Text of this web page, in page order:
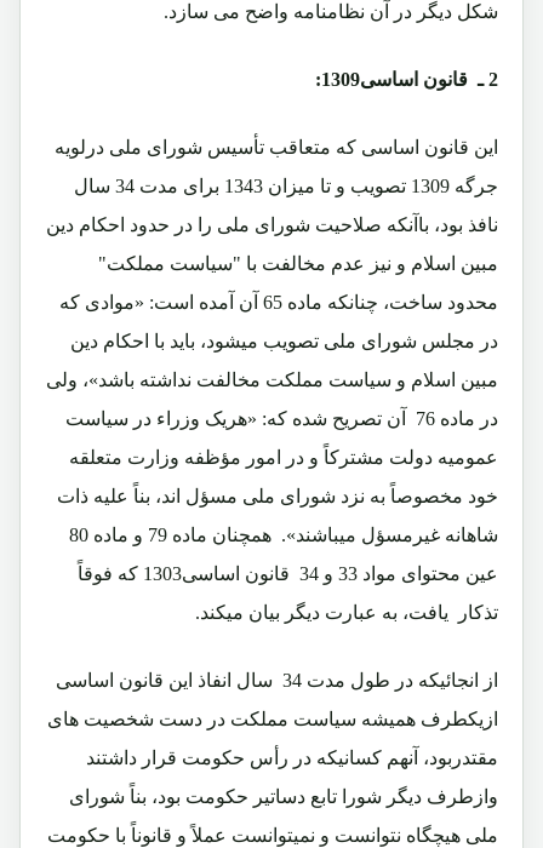
شکل دیگر در آن نظامنامه واضح می سازد.
2 ـ قانون اساسی1309:
اين قانون اساسی که متعاقب تأسيس شورای ملی درلویه
جرگه 1309 تصویب و تا میزان 1343 برای مدت 34 سال
نافذ بود، باآنکه صلاحيت شورای ملی را در حدود احکام دين
مبين اسلام و نيز عدم مخالفت با "سياست مملکت"
محدود ساخت، چنانکه ماده 65 آن آمده است: «موادی که
در مجلس شورای ملی تصويب ميشود، بايد با احکام دين
مبين اسلام و سياست مملکت مخالفت نداشته باشد»، ولی
در ماده 76 آن تصریح شده که: «هريک وزراء در سياست
عموميه دولت مشترکاً و در امور مؤظفه وزارت متعلقه
خود مخصوصاً به نزد شورای ملی مسؤل اند، بناً عليه ذات
شاهانه غيرمسؤل ميباشند». همچنان ماده 79 و ماده 80
عين محتوای مواد 33 و 34 قانون اساسی1303 که فوقاً
تذکار یافت، به عبارت ديگر بيان ميکند.
از انجائيکه در طول مدت 34 سال انفاذ اين قانون اساسی
ازیکطرف هميشه سياست مملکت در دست شخصيت های
مقتدربود، آنهم کسانیکه در رأس حکومت قرار داشتند
وازطرف دیگر شورا تابع دساتير حکومت بود، بناً شورای
ملی هيچگاه نتوانست و نميتوانست عملاً و قانوناً با حکومت